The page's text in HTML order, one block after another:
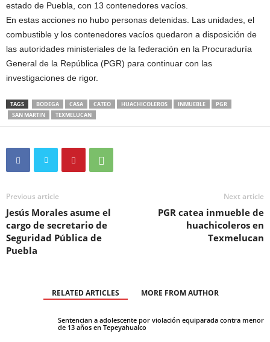
estado de Puebla, con 13 contenedores vacíos.
En estas acciones no hubo personas detenidas. Las unidades, el
combustible y los contenedores vacíos quedaron a disposición de
las autoridades ministeriales de la federación en la Procuraduría
General de la República (PGR) para continuar con las
investigaciones de rigor.
TAGS BODEGA CASA CATEO HUACHICOLEROS INMUEBLE
PGR
SAN MARTIN
TEXMELUCAN
Previous article
Jesús Morales asume el
cargo de secretario de
Seguridad Pública de
Puebla
Next article
PGR catea inmueble de
huachicoleros en
Texmelucan
RELATED ARTICLES MORE FROM AUTHOR
Sentencian a adolescente por violación equiparada contra menor
de 13 años en Tepeyahualco